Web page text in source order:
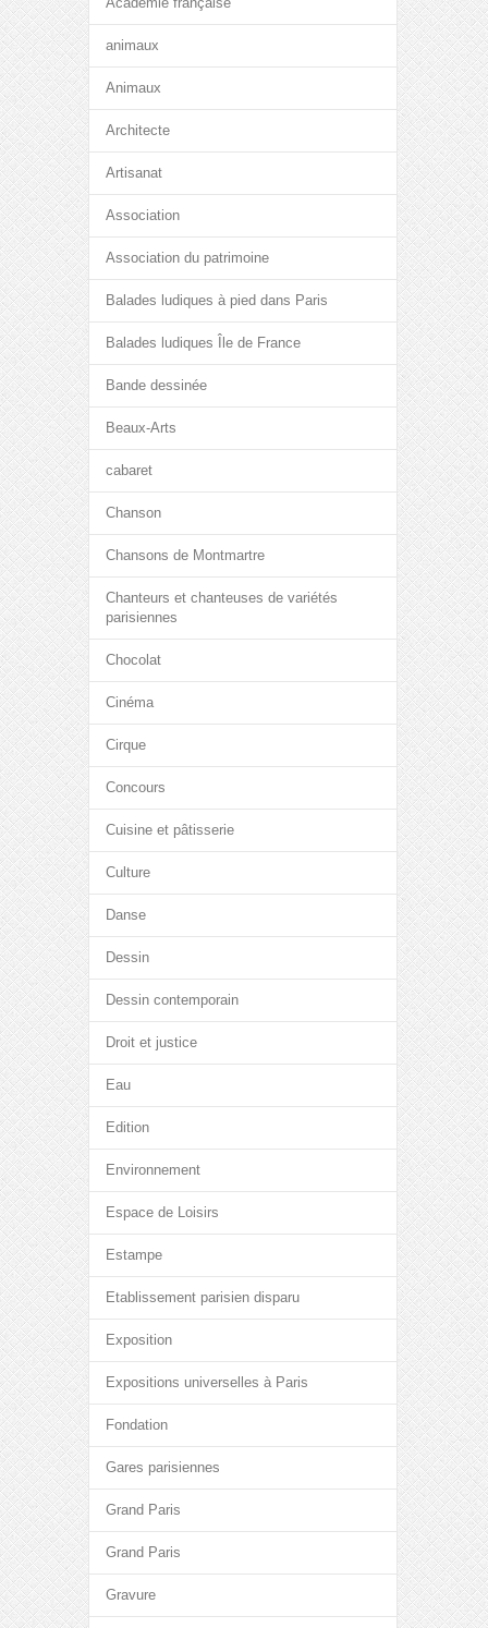
animaux
Animaux
Architecte
Artisanat
Association
Association du patrimoine
Balades ludiques à pied dans Paris
Balades ludiques Île de France
Bande dessinée
Beaux-Arts
cabaret
Chanson
Chansons de Montmartre
Chanteurs et chanteuses de variétés
parisiennes
Chocolat
Cinéma
Cirque
Concours
Cuisine et pâtisserie
Culture
Danse
Dessin
Dessin contemporain
Droit et justice
Eau
Edition
Environnement
Espace de Loisirs
Estampe
Etablissement parisien disparu
Exposition
Expositions universelles à Paris
Fondation
Gares parisiennes
Grand Paris
Grand Paris
Gravure